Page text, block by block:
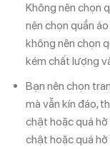
Không nên chọn
nên chọn quần
không nên chọn
kém chất lượng
Bạn nên chọn
mà vẫn kín đáo,
chật hoặc quá
chật hoặc quá hở